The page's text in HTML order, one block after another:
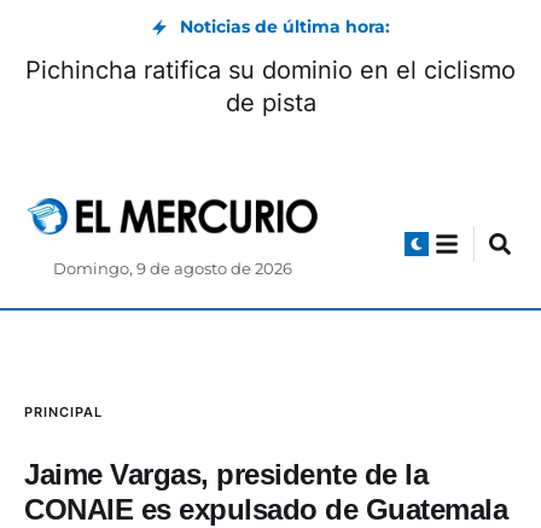
Noticias de última hora:
Pichincha ratifica su dominio en el ciclismo
de pista
Domingo, 9 de agosto de 2026
PRINCIPAL
Jaime Vargas, presidente de la
CONAIE es expulsado de Guatemala